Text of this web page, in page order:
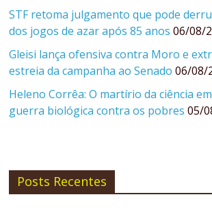
STF retoma julgamento que pode
dos jogos de azar após 85 anos 06/08/
Gleisi lança ofensiva contra Moro e
estreia da campanha ao Senado 06/08/
Heleno Corrêa: O martírio da ciência
guerra biológica contra os pobres 05/
Posts Recentes